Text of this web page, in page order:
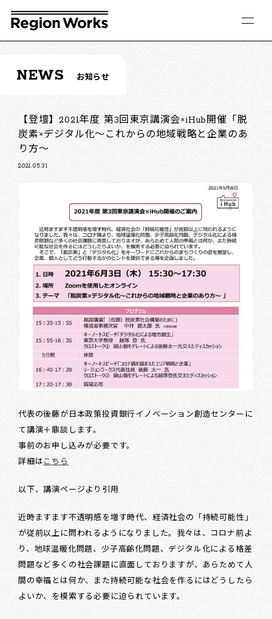
NEWS お知らせ
【登壇】2021年度 第3回東京講演会×iHub開催「脱
炭素×デジタル化～これからの地域戦略と企業のあ
り方～
2021.05.31
代表の後藤が日本政策投資銀行イノベーション創造センターに
て講演＋鼎談します。
事前のお申し込みが必要です。
詳細は こちら
以下、講演ページより引用
近時ますます不透明感を増す時代、経済社会の「持続可能性」
が従前以上に問われるようになりました。我々は、コロナ前よ
り、地球温暖化問題、少子高齢化問題、デジタル化による格差
問題など多くの社会課題に直面しておりますが、あらためて人
間の幸福とは何か、また持続可能な社会を作るにはどうしたら
よいか、を模索する必要に迫られています。